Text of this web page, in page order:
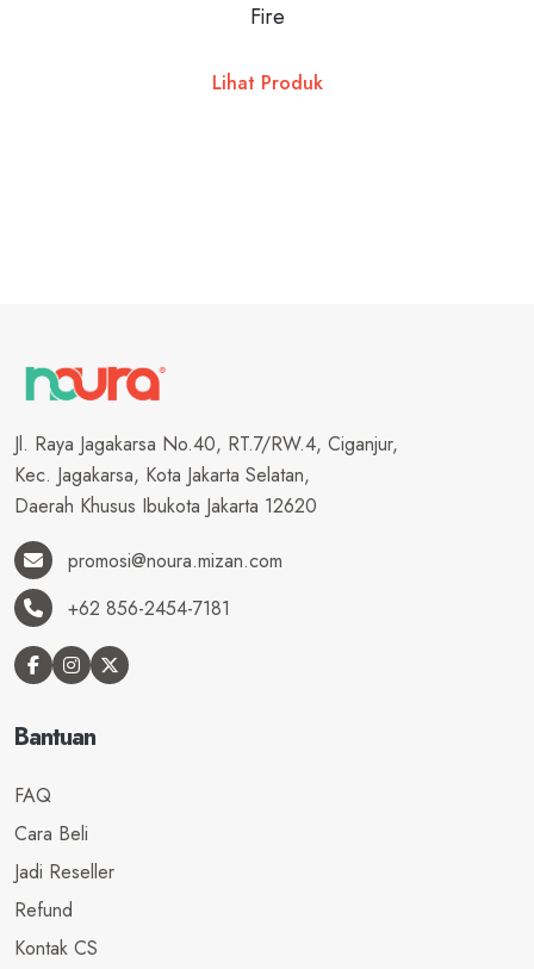
Fire
Lihat Produk
Jl. Raya Jagakarsa No.40, RT.7/RW.4, Ciganjur,
Kec. Jagakarsa, Kota Jakarta Selatan,
Daerah Khusus Ibukota Jakarta 12620
promosi@noura.mizan.com
+62 856-2454-7181
Bantuan
FAQ
Cara Beli
Jadi Reseller
Refund
Kontak CS